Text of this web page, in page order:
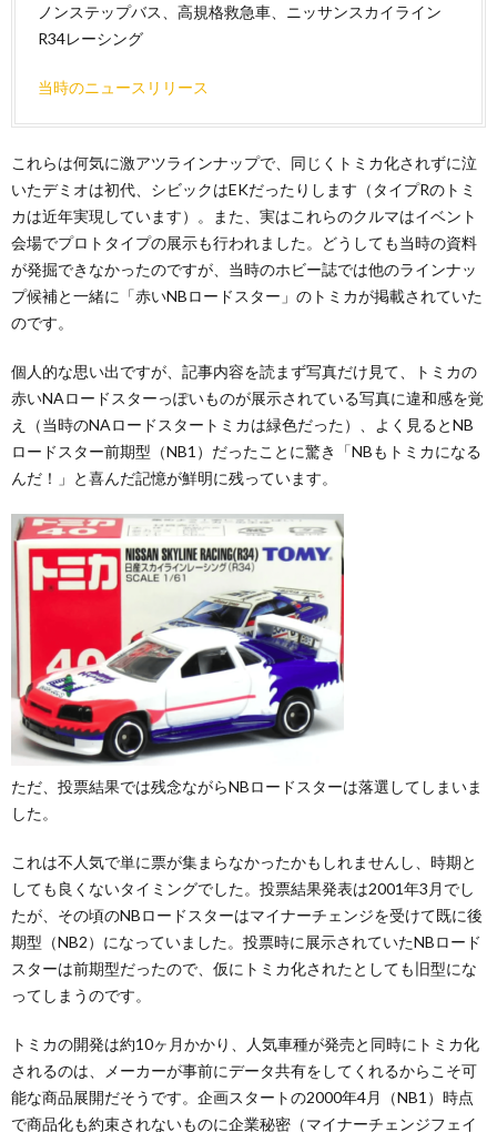
ノンステップバス、高規格救急車、ニッサンスカイライン
R34レーシング
当時のニュースリリース
これらは何気に激アツラインナップで、同じくトミカ化されずに泣
いたデミオは初代、シビックはEKだったりします（タイプRのトミ
カは近年実現しています）。また、実はこれらのクルマはイベント
会場でプロトタイプの展示も行われました。どうしても当時の資料
が発掘できなかったのですが、当時のホビー誌では他のラインナッ
プ候補と一緒に「赤いNBロードスター」のトミカが掲載されていた
のです。
個人的な思い出ですが、記事内容を読まず写真だけ見て、トミカの
赤いNAロードスターっぽいものが展示されている写真に違和感を覚
え（当時のNAロードスタートミカは緑色だった）、よく見るとNB
ロードスター前期型（NB1）だったことに驚き「NBもトミカになる
んだ！」と喜んだ記憶が鮮明に残っています。
ただ、投票結果では残念ながらNBロードスターは落選してしまいま
した。
これは不人気で単に票が集まらなかったかもしれませんし、時期と
しても良くないタイミングでした。投票結果発表は2001年3月でし
たが、その頃のNBロードスターはマイナーチェンジを受けて既に後
期型（NB2）になっていました。投票時に展示されていたNBロード
スターは前期型だったので、仮にトミカ化されたとしても旧型にな
ってしまうのです。
トミカの開発は約10ヶ月かかり、人気車種が発売と同時にトミカ化
されるのは、メーカーが事前にデータ共有をしてくれるからこそ可
能な商品展開だそうです。企画スタートの2000年4月（NB1）時点
で商品化も約束されないものに企業秘密（マイナーチェンジフェイ